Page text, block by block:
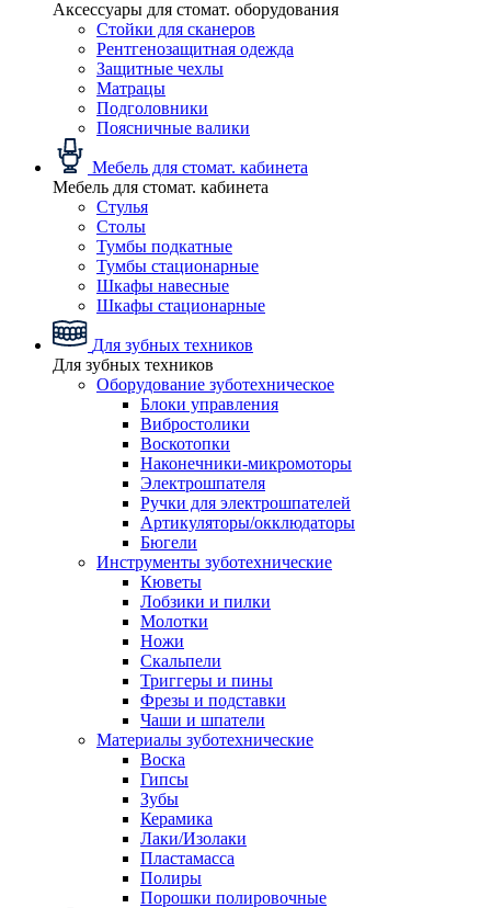
Аксессуары для стомат. оборудования
Стойки для сканеров
Рентгенозащитная одежда
Защитные чехлы
Матрацы
Подголовники
Поясничные валики
Мебель для стомат. кабинета
Мебель для стомат. кабинета
Стулья
Столы
Тумбы подкатные
Тумбы стационарные
Шкафы навесные
Шкафы стационарные
Для зубных техников
Для зубных техников
Оборудование зуботехническое
Блоки управления
Вибростолики
Воскотопки
Наконечники-микромоторы
Электрошпателя
Ручки для электрошпателей
Артикуляторы/окклюдаторы
Бюгели
Инструменты зуботехнические
Кюветы
Лобзики и пилки
Молотки
Ножи
Скальпели
Триггеры и пины
Фрезы и подставки
Чаши и шпатели
Материалы зуботехнические
Воска
Гипсы
Зубы
Керамика
Лаки/Изолаки
Пластамасса
Полиры
Порошки полировочные